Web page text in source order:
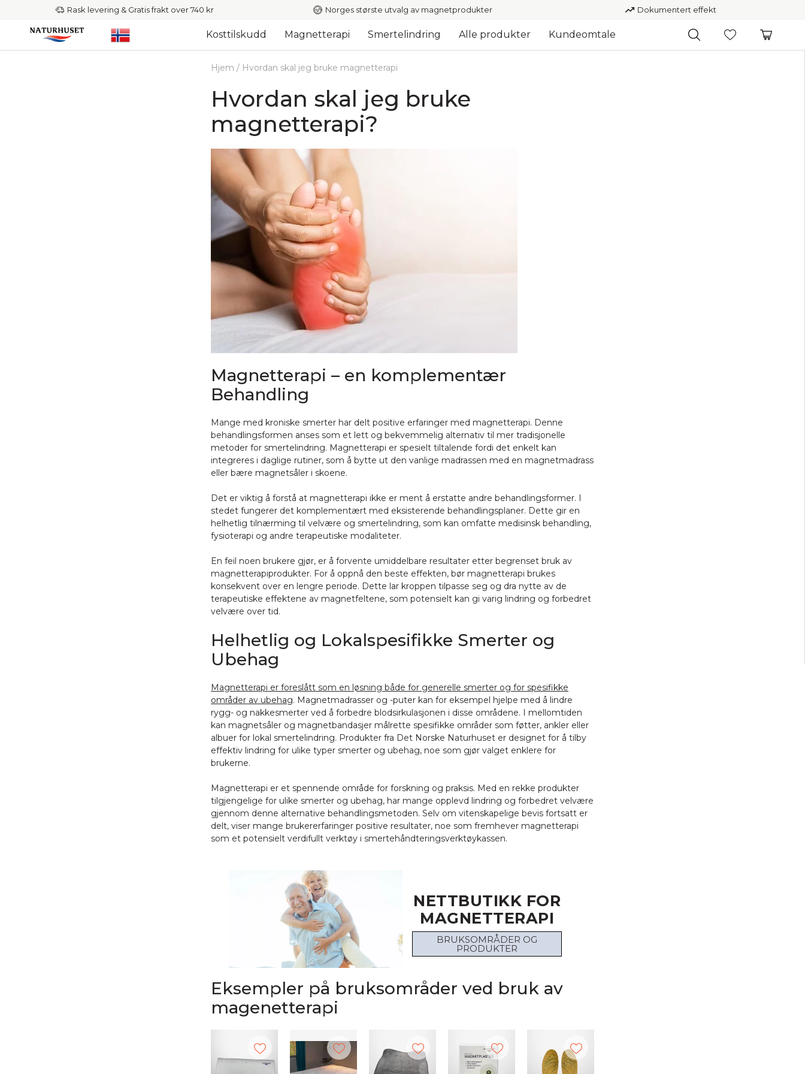
Rask levering & Gratis frakt over 740 kr Norges største utvalg av magnetprodukter Dokumentert effekt
Kosttilskudd Magnetterapi Smertelindring Alle produkter Kundeomtale
Hjem / Hvordan skal jeg bruke magnetterapi
Hvordan skal jeg bruke
magnetterapi?
Magnetterapi – en komplementær
Behandling
Mange med kroniske smerter har delt positive erfaringer med magnetterapi. Denne
behandlingsformen anses som et lett og bekvemmelig alternativ til mer tradisjonelle
metoder for smertelindring. Magnetterapi er spesielt tiltalende fordi det enkelt kan
integreres i daglige rutiner, som å bytte ut den vanlige madrassen med en magnetmadrass
eller bære magnetsåler i skoene.
Det er viktig å forstå at magnetterapi ikke er ment å erstatte andre behandlingsformer. I
stedet fungerer det komplementært med eksisterende behandlingsplaner. Dette gir en
helhetlig tilnærming til velvære og smertelindring, som kan omfatte medisinsk behandling,
fysioterapi og andre terapeutiske modaliteter.
En feil noen brukere gjør, er å forvente umiddelbare resultater etter begrenset bruk av
magnetterapiprodukter. For å oppnå den beste effekten, bør magnetterapi brukes
konsekvent over en lengre periode. Dette lar kroppen tilpasse seg og dra nytte av de
terapeutiske effektene av magnetfeltene, som potensielt kan gi varig lindring og forbedret
velvære over tid.
Helhetlig og Lokalspesifikke Smerter og
Ubehag
Magnetterapi er foreslått som en løsning både for generelle smerter og for spesifikke
områder av ubehag. Magnetmadrasser og -puter kan for eksempel hjelpe med å lindre
rygg- og nakkesmerter ved å forbedre blodsirkulasjonen i disse områdene. I mellomtiden
kan magnetsåler og magnetbandasjer målrette spesifikke områder som føtter, ankler eller
albuer for lokal smertelindring. Produkter fra Det Norske Naturhuset er designet for å tilby
effektiv lindring for ulike typer smerter og ubehag, noe som gjør valget enklere for
brukerne.
Magnetterapi er et spennende område for forskning og praksis. Med en rekke produkter
tilgjengelige for ulike smerter og ubehag, har mange opplevd lindring og forbedret velvære
gjennom denne alternative behandlingsmetoden. Selv om vitenskapelige bevis fortsatt er
delt, viser mange brukererfaringer positive resultater, noe som fremhever magnetterapi
som et potensielt verdifullt verktøy i smertehåndteringsverktøykassen.
NETTBUTIKK FOR
MAGNETTERAPI
BRUKSOMRÅDER OG
PRODUKTER
Eksempler på bruksområder ved bruk av
magenetterapi